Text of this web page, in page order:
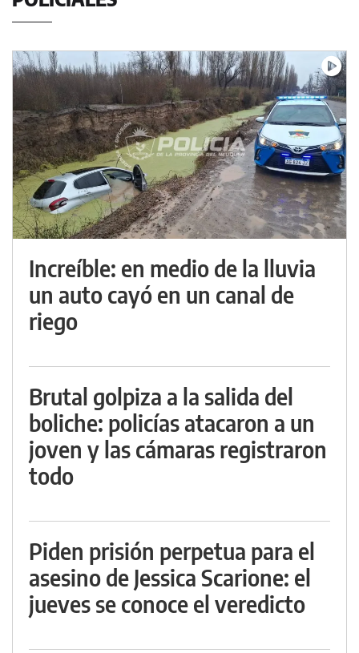
Increíble: en medio de la lluvia
un auto cayó en un canal de
riego
Brutal golpiza a la salida del
boliche: policías atacaron a un
joven y las cámaras registraron
todo
Piden prisión perpetua para el
asesino de Jessica Scarione: el
jueves se conoce el veredicto